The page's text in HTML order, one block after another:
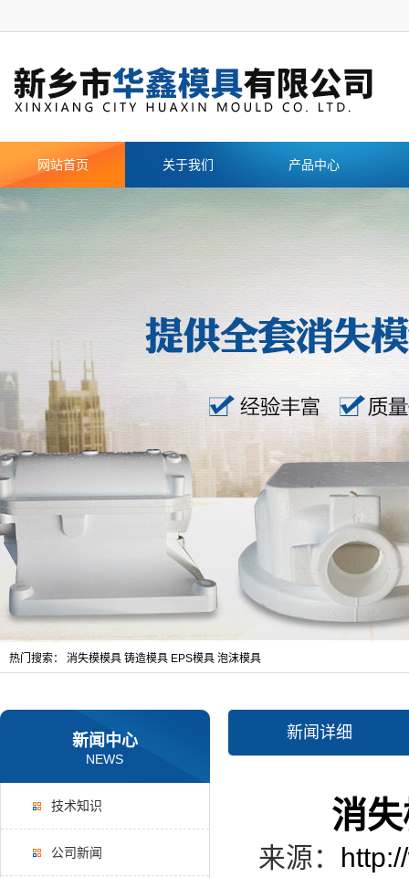
网站首页 关于我们 产品中心
热门搜索： 消失模模具 铸造模具 EPS模具 泡沫模具
新闻中心
NEWS
技术知识
公司新闻
新闻详细
消
来源：